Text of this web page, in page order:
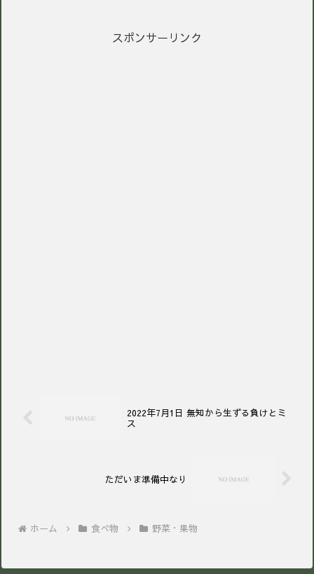
スポンサーリンク
2022年7月1日 無知から生ずる負けとミ
ス
ただいま準備中なり
ホーム 食べ物 野菜・果物